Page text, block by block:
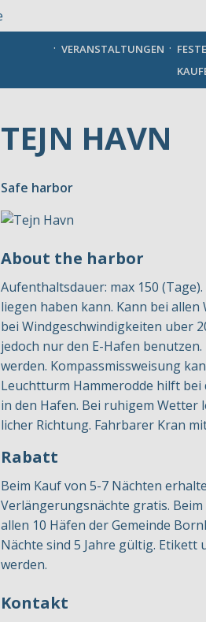
VERANSTALTUNGEN
TEJN HAVN
Safe harbor
About the harbor
Aufenthaltsdauer: max 150
liegen haben kann. Kann bei
bei Windgeschwindigkeiten uber
jedoch nur den E-Hafen
werden. Kompassmissweisung
Leuchtturm Hammerodde hilft bei
in den Hafen. Bei ruhigem Wetter
licher Richtung. Fahrbarer Kran
Rabatt
Beim Kauf von 5-7 Nächten
Verlängerungsnächte gratis.
allen 10 Häfen der Gemeinde
Nächte sind 5 Jahre gültig.
werden.
Kontakt